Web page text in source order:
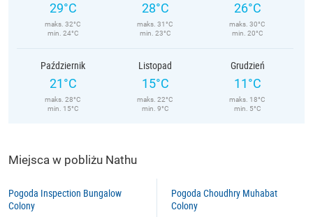
29°C
maks. 32°C
min. 24°C
28°C
maks. 31°C
min. 23°C
26°C
maks. 30°C
min. 20°C
Październik
21°C
maks. 28°C
min. 15°C
Listopad
15°C
maks. 22°C
min. 9°C
Grudzień
11°C
maks. 18°C
min. 5°C
Miejsca w pobliżu Nathu
Pogoda Inspection Bungalow
Colony
Pogoda Choudhry Muhabat
Colony